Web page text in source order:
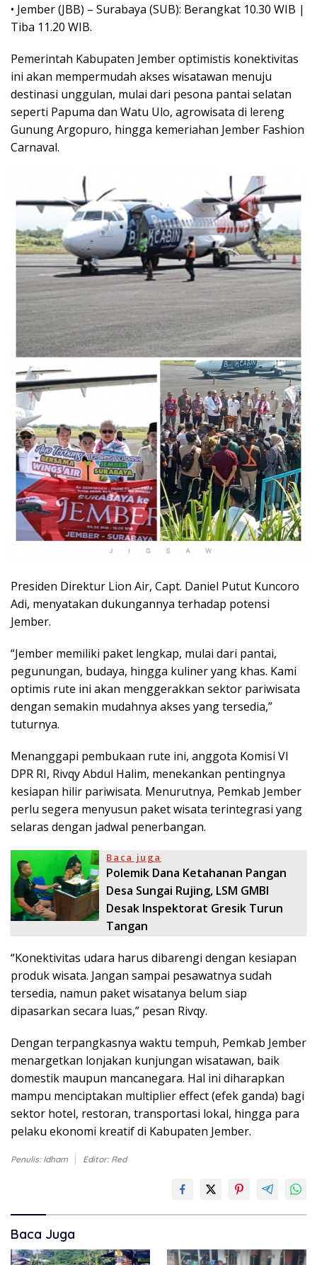
• Jember (JBB) – Surabaya (SUB): Berangkat 10.30 WIB |
Tiba 11.20 WIB.
Pemerintah Kabupaten Jember optimistis konektivitas
ini akan mempermudah akses wisatawan menuju
destinasi unggulan, mulai dari pesona pantai selatan
seperti Papuma dan Watu Ulo, agrowisata di lereng
Gunung Argopuro, hingga kemeriahan Jember Fashion
Carnaval.
Presiden Direktur Lion Air, Capt. Daniel Putut Kuncoro
Adi, menyatakan dukungannya terhadap potensi
Jember.
“Jember memiliki paket lengkap, mulai dari pantai,
pegunungan, budaya, hingga kuliner yang khas. Kami
optimis rute ini akan menggerakkan sektor pariwisata
dengan semakin mudahnya akses yang tersedia,”
tuturnya.
Menanggapi pembukaan rute ini, anggota Komisi VI
DPR RI, Rivqy Abdul Halim, menekankan pentingnya
kesiapan hilir pariwisata. Menurutnya, Pemkab Jember
perlu segera menyusun paket wisata terintegrasi yang
selaras dengan jadwal penerbangan.
Baca juga
Polemik Dana Ketahanan Pangan
Desa Sungai Rujing, LSM GMBI
Desak Inspektorat Gresik Turun
Tangan
“Konektivitas udara harus dibarengi dengan kesiapan
produk wisata. Jangan sampai pesawatnya sudah
tersedia, namun paket wisatanya belum siap
dipasarkan secara luas,” pesan Rivqy.
Dengan terpangkasnya waktu tempuh, Pemkab Jember
menargetkan lonjakan kunjungan wisatawan, baik
domestik maupun mancanegara. Hal ini diharapkan
mampu menciptakan multiplier effect (efek ganda) bagi
sektor hotel, restoran, transportasi lokal, hingga para
pelaku ekonomi kreatif di Kabupaten Jember.
Penulis: Idham Editor: Red
Baca Juga